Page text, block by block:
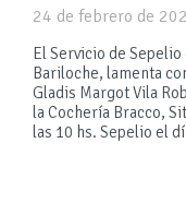
24 de febrero de
El Servicio de
Bariloche, lamenta
Gladis Margot Vila
la Cochería Bracco,
las 10 hs. Sepelio el